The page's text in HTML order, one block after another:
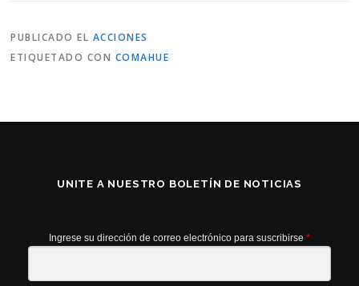
PUBLICADO EL ACCIONES
ETIQUETADO CON COMAHUE
UNITE A NUESTRO BOLETÍN DE NOTICIAS
Ingrese su dirección de correo electrónico para suscribirse *